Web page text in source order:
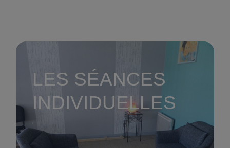
LES SÉANCES
INDIVIDUELLES